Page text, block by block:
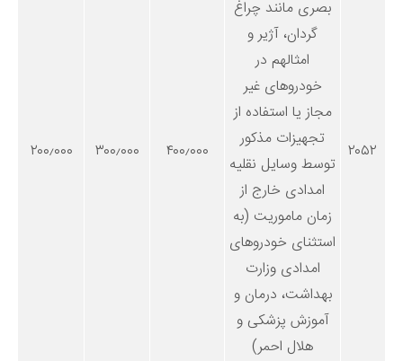
۲۰۵۲
بصری مانند چراغ
گردان، آژیر و
امثالهم در
خودروهای غیر
مجاز یا استفاده از
تجهیزات مذکور
توسط وسایل نقلیه
امدادی خارج از
زمان ماموریت (به
استثنای خودروهای
امدادی وزارت
بهداشت، درمان و
آموزش پزشکی و
هلال احمر)
۴۰۰٫۰۰۰ ۳۰۰٫۰۰۰ ۲۰۰٫۰۰۰